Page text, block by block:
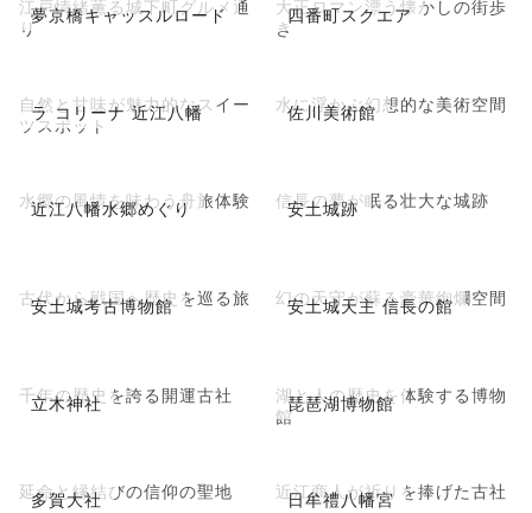
夢京橋キャッスルロード
江戸情緒薫る城下町グルメ通
り
四番町スクエア
大正ロマン漂う懐かしの街歩
き
ラ コリーナ 近江八幡
自然と甘味が魅力的なスイー
ツスポット
佐川美術館
水に浮かぶ幻想的な美術空間
近江八幡水郷めぐり
水郷の風情を味わう舟旅体験 安土城跡
信長の夢が眠る壮大な城跡
安土城考古博物館
古代から戦国へ歴史を巡る旅 安土城天主 信長の館
幻の天守が蘇る豪華絢爛空間
立木神社
千年の歴史を誇る開運古社 琵琶湖博物館
湖と人の歴史を体験する博物
館
多賀大社
延命と縁結びの信仰の聖地 日牟禮八幡宮
近江商人が祈りを捧げた古社